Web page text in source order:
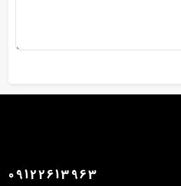
09122613963